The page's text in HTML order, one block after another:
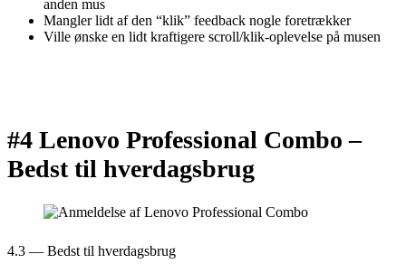
anden mus
Mangler lidt af den “klik” feedback nogle foretrækker
Ville ønske en lidt kraftigere scroll/klik-oplevelse på musen
#4 Lenovo Professional Combo –
Bedst til hverdagsbrug
4.3 — Bedst til hverdagsbrug